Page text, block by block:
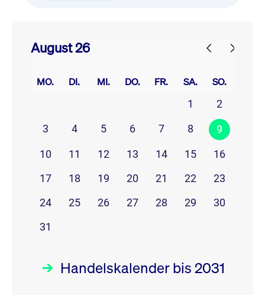
August 26
MO. DI. MI. DO. FR. SA. SO.
1
2
3
4 5 6 7 8 9
10 11 12 13 14 15
16
17
18 19 20 21 22
23
24
25 26 27 28 29
30
31
Handelskalender bis 2031